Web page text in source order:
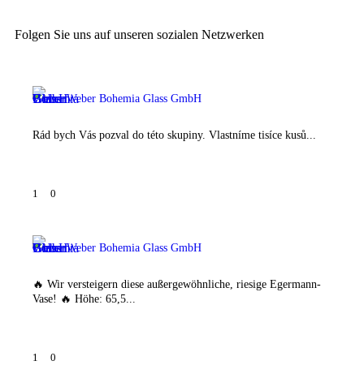
Folgen Sie uns auf unseren sozialen Netzwerken
Weber Bohemia Glass GmbH
Rád bych Vás pozval do této skupiny. Vlastníme tisíce kusů...
1 0
Weber Bohemia Glass GmbH
🔥 Wir versteigern diese außergewöhnliche, riesige Egermann-
Vase! 🔥 Höhe: 65,5...
1 0